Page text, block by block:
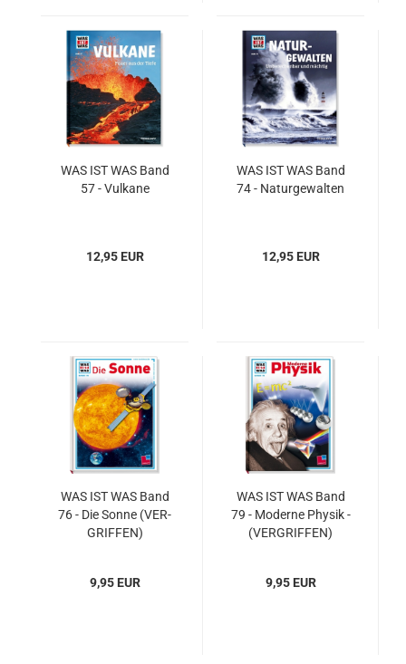
WAS IST WAS Band
57 - Vul­ka­ne
12,95 EUR
WAS IST WAS Band
74 - Na­tur­ge­wal­ten
12,95 EUR
WAS IST WAS Band
76 - Die Sonne (VER­
GRIF­FEN)
9,95 EUR
WAS IST WAS Band
79 - Mo­der­ne Phy­sik -
(VER­GRIF­FEN)
9,95 EUR